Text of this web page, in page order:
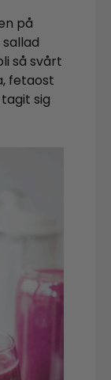
på
så svårt
fetaost
sig